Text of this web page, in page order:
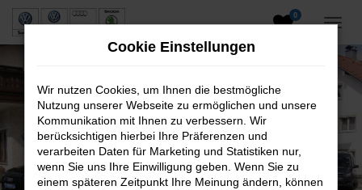
Zum
0
Neuwagen und Gebrauchtwagen
Cookie Einstellungen
Wir nutzen Cookies, um Ihnen die bestmögliche
Nutzung unserer Webseite zu ermöglichen und unsere
Kommunikation mit Ihnen zu verbessern. Wir
berücksichtigen hierbei Ihre Präferenzen und
verarbeiten Daten für Marketing und Statistiken nur,
wenn Sie uns Ihre Einwilligung geben. Wenn Sie zu
einem späteren Zeitpunkt Ihre Meinung ändern, können